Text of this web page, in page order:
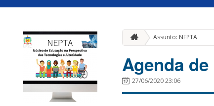
Assunto: NEPTA
Agenda
27/06/2020 23:06